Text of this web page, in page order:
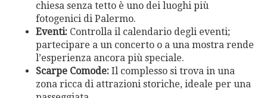
chiesa senza tetto è uno dei luoghi più
fotogenici di Palermo.
Eventi: Controlla il calendario degli eventi;
partecipare a un concerto o a una mostra rende
l’esperienza ancora più speciale.
Scarpe Comode: Il complesso si trova in una
zona ricca di attrazioni storiche, ideale per una